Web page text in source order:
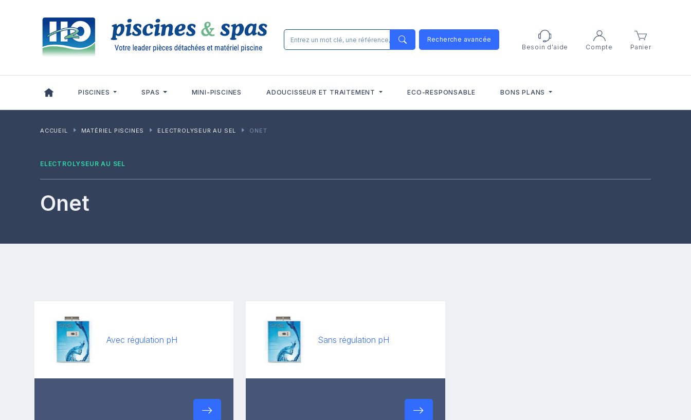
Recherche avancée
Besoin d'aide
Compte Panier
PISCINES SPAS MINI-PISCINES ADOUCISSEUR ET TRAITEMENT ECO-RESPONSABLE BONS PLANS
ACCUEIL MATÉRIEL PISCINES ELECTROLYSEUR AU SEL ONET
ELECTROLYSEUR AU SEL
Onet
Avec régulation pH Sans régulation pH